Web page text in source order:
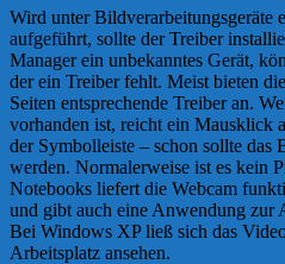
Wird unter Bildverarbeitungsgeräte
aufgeführt, sollte der Treiber
Manager ein unbekanntes Gerät,
der ein Treiber fehlt. Meist bieten
Seiten entsprechende Treiber an.
vorhanden ist, reicht ein Mausklick
der Symbolleiste – schon sollte das
werden. Normalerweise ist es kein
Notebooks liefert die Webcam
und gibt auch eine Anwendung zur
Bei Windows XP ließ sich das
Arbeitsplatz ansehen.